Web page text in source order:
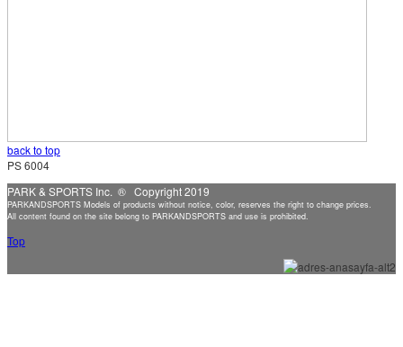
back to top
PS 6004
PARK & SPORTS Inc. ® Copyright 2019
PARKANDSPORTS Models of products without notice, color, reserves the right to change prices.
All content found on the site belong to PARKANDSPORTS and use is prohibited.
Top